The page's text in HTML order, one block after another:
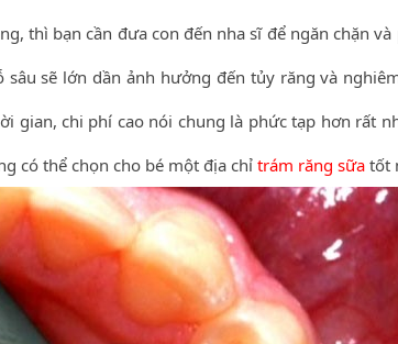
thì bạn cần đưa con đến nha sĩ để ngăn chặn
sẽ lớn dần ảnh hưởng đến tủy răng và
gian, chi phí cao nói chung là phức tạp hơn rất
có thể chọn cho bé một địa chỉ trám răng sữa tốt